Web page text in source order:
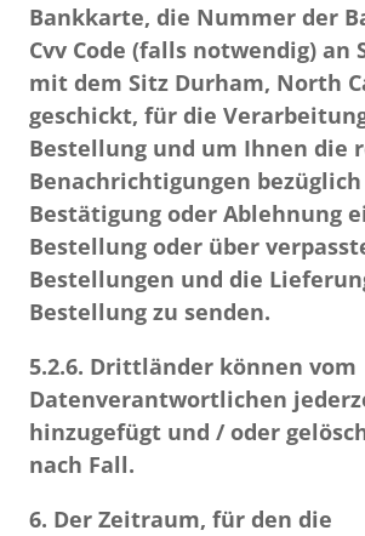
Bankkarte, die Nummer der
Cvv Code (falls notwendig) an
mit dem Sitz Durham, North
geschickt, für die
Bestellung und um Ihnen die
Benachrichtigungen
Bestätigung oder Ablehnung
Bestellung oder über
Bestellungen und die
Bestellung zu senden.
5.2.6. Drittländer können vom
Datenverantwortlichen
hinzugefügt und / oder
nach Fall.
6. Der Zeitraum, für den die